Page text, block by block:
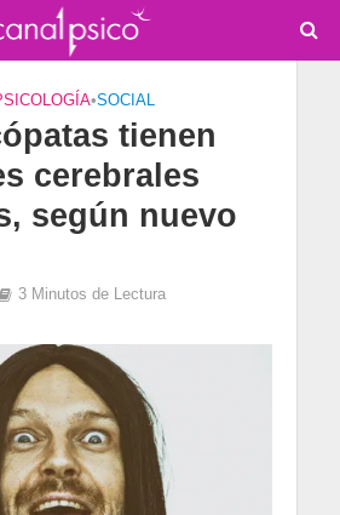
•SOCIAL
tienen
cerebrales
según nuevo
3 Minutos de Lectura